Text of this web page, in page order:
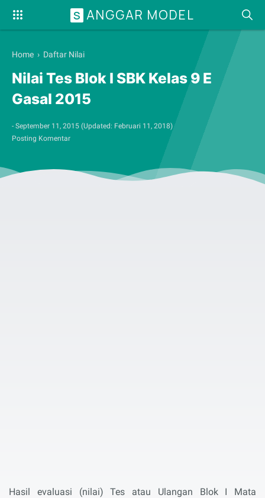
S ANGGAR MODEL
Home › Daftar Nilai
Nilai Tes Blok I SBK Kelas 9 E
Gasal 2015
- September 11, 2015 (Updated: Februari 11, 2018)
Posting Komentar
Hasil evaluasi (nilai) Tes atau Ulangan Blok I Mata